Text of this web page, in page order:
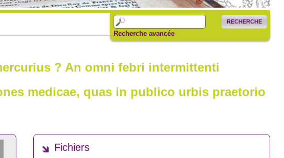
RECHERCHE
Recherche avancée
? An omni febri intermittenti
medicae, quas in publico urbis praetorio
Fichiers